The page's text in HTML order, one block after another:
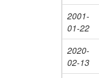
2001-
01-22
2020-
02-13